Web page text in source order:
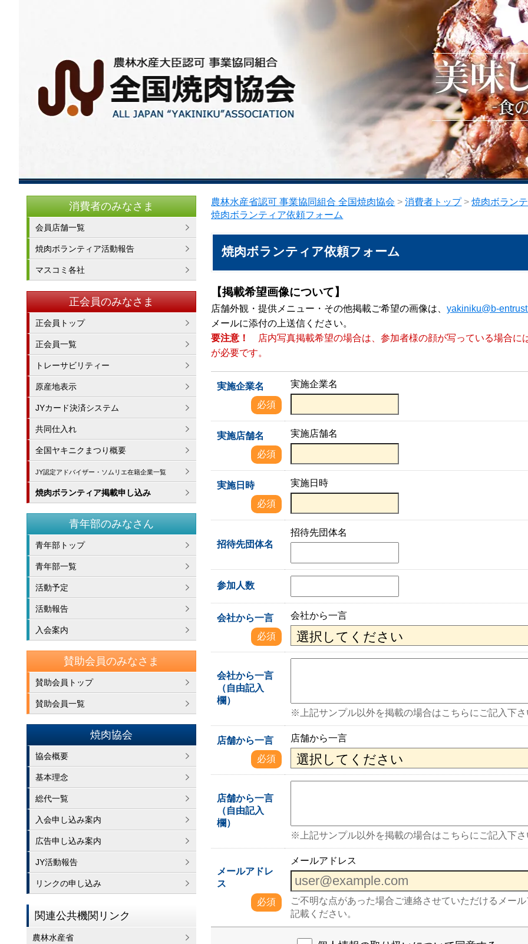
農林水産省認可 事業協同組合 全国焼肉協会 > 消費者トップ > 焼肉ボラン
焼肉ボランティア依頼フォーム
焼肉ボランティア依頼フォーム
【掲載希望画像について】
店舗外観・提供メニュー・その他掲載ご希望の画像は、yakiniku@b-
メールに添付の上送信ください。
要注意！
店内写真掲載希望の場合は、参加者様の顔が写っている場合に
が必要です。
実施企業名
必須
実施企業名
実施店舗名
必須
実施店舗名
実施日時
必須
実施日時
招待先団体名
招待先団体名
参加人数
会社から一言
必須
会社から一言
会社から一言
（自由記入
欄）
※上記サンプル以外を掲載の場合はこちらにご記入下
店舗から一言
必須
店舗から一言
店舗から一言
（自由記入
欄）
※上記サンプル以外を掲載の場合はこちらにご記入下
メールアドレ
ス
必須
メールアドレス
ご不明な点があった場合ご連絡させていただけるメー
記載ください。
消費者のみなさま
会員店舗一覧
焼肉ボランティア活動報告
マスコミ各社
正会員のみなさま
正会員トップ
正会員一覧
トレーサビリティー
原産地表示
JYカード決済システム
共同仕入れ
全国ヤキニクまつり概要
JY認定アドバイザー・ソムリエ在籍企業一覧
焼肉ボランティア掲載申し込み
青年部のみなさん
青年部トップ
青年部一覧
活動予定
活動報告
入会案内
賛助会員のみなさま
賛助会員トップ
賛助会員一覧
焼肉協会
協会概要
基本理念
総代一覧
入会申し込み案内
広告申し込み案内
JY活動報告
リンクの申し込み
関連公共機関リンク
農林水産省